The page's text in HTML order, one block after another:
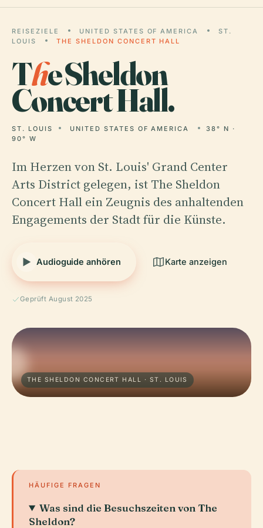
REISEZIELE UNITED STATES OF AMERICA
ST.
LOUIS
THE SHELDON CONCERT HALL
The Sheldon
Concert Hall.
ST. LOUIS UNITED STATES OF AMERICA
38° N ·
90° W
Im Herzen von St. Louis' Grand Center
Arts District gelegen, ist The Sheldon
Concert Hall ein Zeugnis des anhaltenden
Engagements der Stadt für die Künste.
Audioguide anhören Karte anzeigen
Geprüft August 2025
THE SHELDON CONCERT HALL · ST. LOUIS
HÄUFIGE FRAGEN
Was sind die Besuchszeiten von The
Sheldon?